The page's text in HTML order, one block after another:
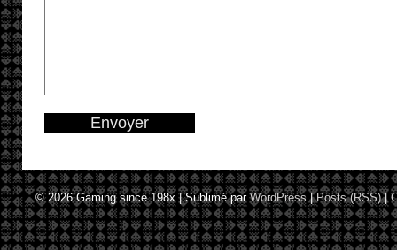
© 2026Gaming since 198x |Sublimé parWordPress |Posts (RSS)|